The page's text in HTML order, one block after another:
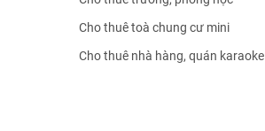
Cho thuê toà chung cư mini
Cho thuê nhà hàng, quán karaoke